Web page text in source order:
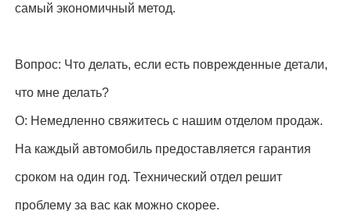
самый экономичный метод.
Вопрос: Что делать, если есть поврежденные детали,
что мне делать?
О: Немедленно свяжитесь с нашим отделом продаж.
На каждый автомобиль предоставляется гарантия
сроком на один год. Технический отдел решит
проблему за вас как можно скорее.